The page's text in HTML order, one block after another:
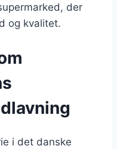
der
og kvalitet.
i det danske